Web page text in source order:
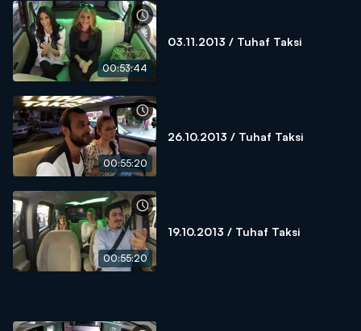
00:53:44
03.11.2013 / Tuhaf Taksi
00:55:20
26.10.2013 / Tuhaf Taksi
00:55:20
19.10.2013 / Tuhaf Taksi